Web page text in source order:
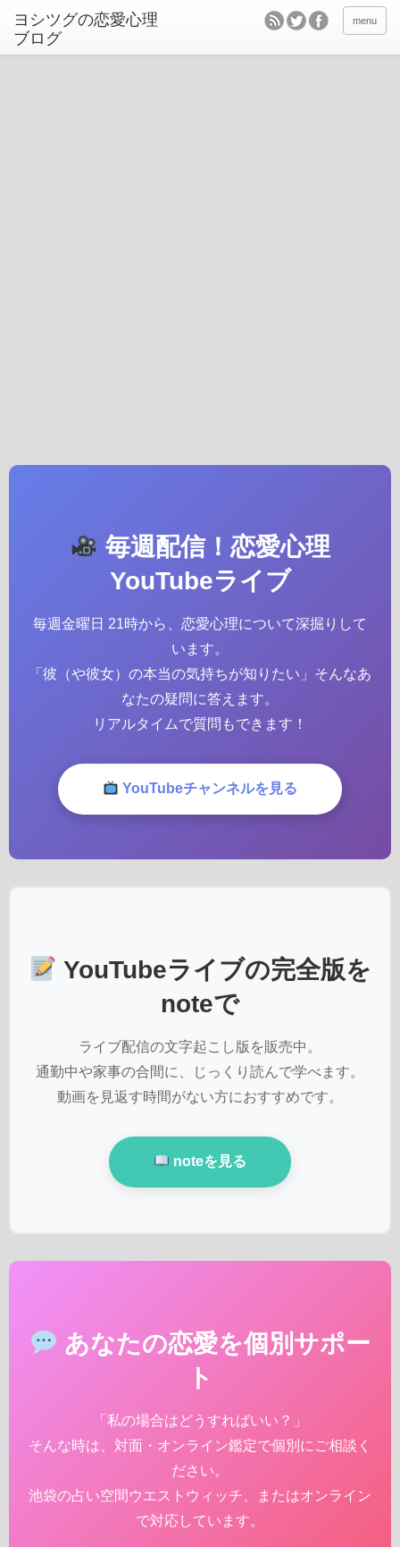
ヨシツグの恋愛心理
ブログ
menu
毎週配信！恋愛心理
YouTubeライブ
毎週金曜日 21時から、恋愛心理について深掘りして
います。
「彼（や彼女）の本当の気持ちが知りたい」そんなあ
なたの疑問に答えます。
リアルタイムで質問もできます！
YouTubeチャンネルを見る
YouTubeライブの完全版を
noteで
ライブ配信の文字起こし版を販売中。
通勤中や家事の合間に、じっくり読んで学べます。
動画を見返す時間がない方におすすめです。
noteを見る
あなたの恋愛を個別サポー
ト
「私の場合はどうすればいい？」
そんな時は、対面・オンライン鑑定で個別にご相談く
ださい。
池袋の占い空間ウエストウィッチ、またはオンライン
で対応しています。